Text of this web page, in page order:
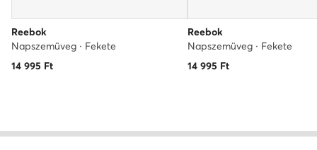
Reebok
Napszemüveg · Fekete
14 995 Ft
Reebok
Napszemüveg · Fekete
14 995 Ft